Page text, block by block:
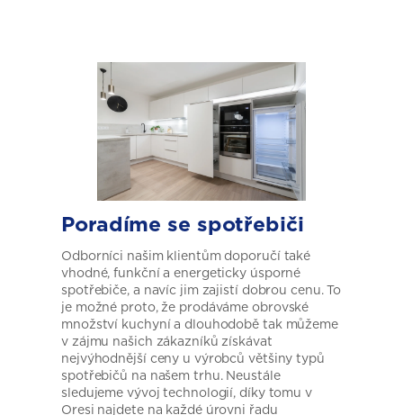
Poradíme se spotřebiči
Odborníci našim klientům doporučí také
vhodné, funkční a energeticky úsporné
spotřebiče, a navíc jim zajistí dobrou cenu. To
je možné proto, že prodáváme obrovské
množství kuchyní a dlouhodobě tak můžeme
v zájmu našich zákazníků získávat
nejvýhodnější ceny u výrobců většiny typů
spotřebičů na našem trhu. Neustále
sledujeme vývoj technologií, díky tomu v
Oresi najdete na každé úrovni řadu